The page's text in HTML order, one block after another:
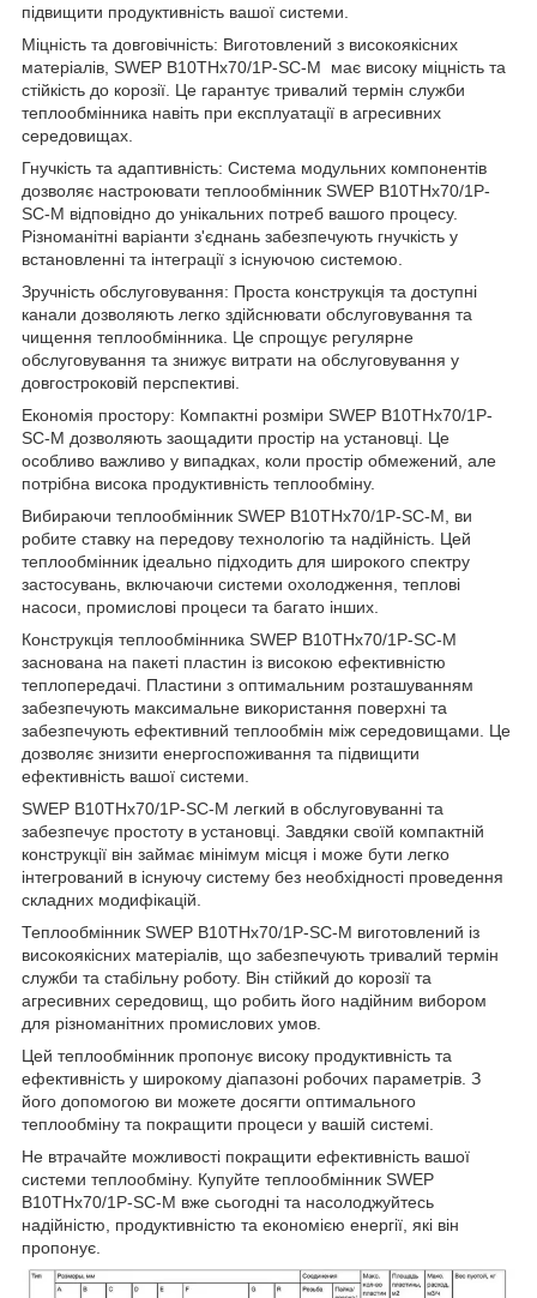
підвищити продуктивність вашої системи.
Міцність та довговічність: Виготовлений з високоякісних
матеріалів, SWEP B10THx70/1P-SC-M має високу міцність та
стійкість до корозії. Це гарантує тривалий термін служби
теплообмінника навіть при експлуатації в агресивних
середовищах.
Гнучкість та адаптивність: Система модульних компонентів
дозволяє настроювати теплообмінник SWEP B10THx70/1P-
SC-M відповідно до унікальних потреб вашого процесу.
Різноманітні варіанти з'єднань забезпечують гнучкість у
встановленні та інтеграції з існуючою системою.
Зручність обслуговування: Проста конструкція та доступні
канали дозволяють легко здійснювати обслуговування та
чищення теплообмінника. Це спрощує регулярне
обслуговування та знижує витрати на обслуговування у
довгостроковій перспективі.
Економія простору: Компактні розміри SWEP B10THx70/1P-
SC-M дозволяють заощадити простір на установці. Це
особливо важливо у випадках, коли простір обмежений, але
потрібна висока продуктивність теплообміну.
Вибираючи теплообмінник SWEP B10THx70/1P-SC-M, ви
робите ставку на передову технологію та надійність. Цей
теплообмінник ідеально підходить для широкого спектру
застосувань, включаючи системи охолодження, теплові
насоси, промислові процеси та багато інших.
Конструкція теплообмінника SWEP B10THx70/1P-SC-M
заснована на пакеті пластин із високою ефективністю
теплопередачі. Пластини з оптимальним розташуванням
забезпечують максимальне використання поверхні та
забезпечують ефективний теплообмін між середовищами. Це
дозволяє знизити енергоспоживання та підвищити
ефективність вашої системи.
SWEP B10THx70/1P-SC-M легкий в обслуговуванні та
забезпечує простоту в установці. Завдяки своїй компактній
конструкції він займає мінімум місця і може бути легко
інтегрований в існуючу систему без необхідності проведення
складних модифікацій.
Теплообмінник SWEP B10THx70/1P-SC-M виготовлений із
високоякісних матеріалів, що забезпечують тривалий термін
служби та стабільну роботу. Він стійкий до корозії та
агресивних середовищ, що робить його надійним вибором
для різноманітних промислових умов.
Цей теплообмінник пропонує високу продуктивність та
ефективність у широкому діапазоні робочих параметрів. З
його допомогою ви можете досягти оптимального
теплообміну та покращити процеси у вашій системі.
Не втрачайте можливості покращити ефективність вашої
системи теплообміну. Купуйте теплообмінник SWEP
B10THx70/1P-SC-M вже сьогодні та насолоджуйтесь
надійністю, продуктивністю та економією енергії, які він
пропонує.